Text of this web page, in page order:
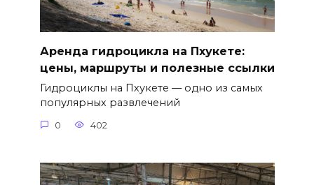
Аренда гидроцикла на Пхукете:
цены, маршруты и полезные ссылки
Гидроциклы на Пхукете — одно из самых
популярных развлечений
0 402